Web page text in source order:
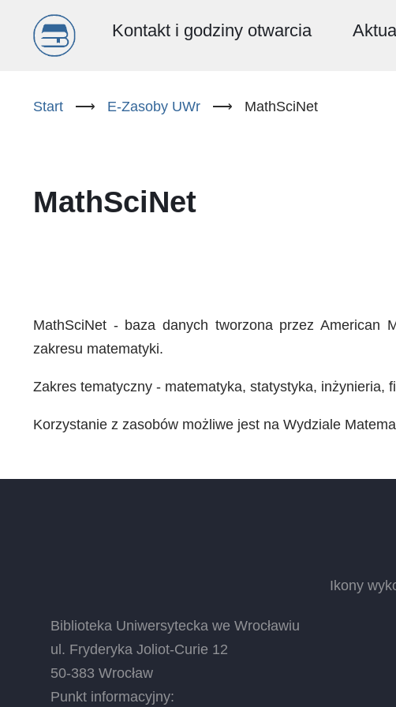
Menu
(PL)
Kontakt i godziny otwarcia
Start ⟶ E-Zasoby UWr ⟶ MathSciNet
MathSciNet
MathSciNet - baza danych tworzona przez American
zakresu matematyki.
Zakres tematyczny - matematyka, statystyka, inżynieria,
Korzystanie z zasobów możliwe jest na Wydziale
Ikony
Biblioteka Uniwersytecka we Wrocławiu
ul. Fryderyka Joliot-Curie 12
50-383 Wrocław
Punkt informacyjny: